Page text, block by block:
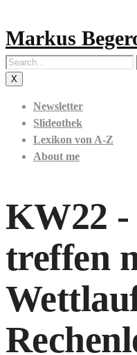
Markus
X
Newsletter
Slideothek
Lexikon von A-Z
About me
KW22 -
treffen